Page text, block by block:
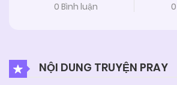
0 Bình luận
NỘI DUNG TRUYỆN PRAY